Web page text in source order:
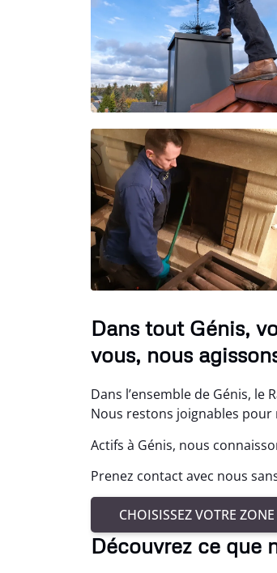
Dans tout Génis,
vous, nous
Dans l’ensemble de Génis, le
Nous restons joignables pour
Actifs à Génis, nous
Prenez contact avec nous
CHOISISSEZ VOTRE
Découvrez ce que